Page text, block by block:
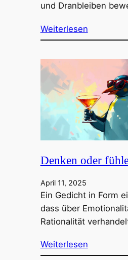
und Dranbleiben
Weiterlesen
Denken oder
April 11, 2025
Ein Gedicht in Form
dass über
Rationalität
Weiterlesen